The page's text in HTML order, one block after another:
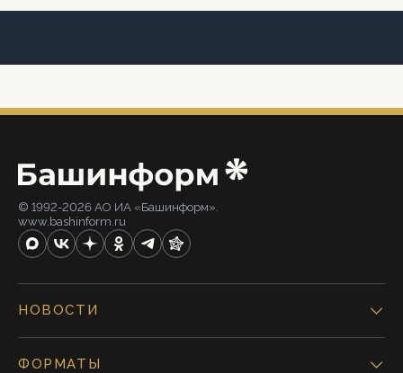
© 1992-2026 АО ИА «Башинформ».
www.bashinform.ru
НОВОСТИ
ФОРМАТЫ